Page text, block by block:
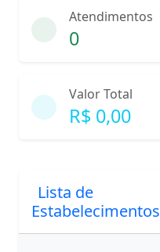
Atendimentos
0
Valor Total
R$ 0,00
Lista de
Estabelecimentos